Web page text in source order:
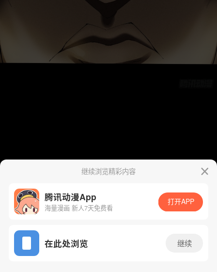
App免费看
继续浏览精彩内容
腾讯动漫App
海量漫画 新人7天免费看
打开APP
在此处浏览 继续